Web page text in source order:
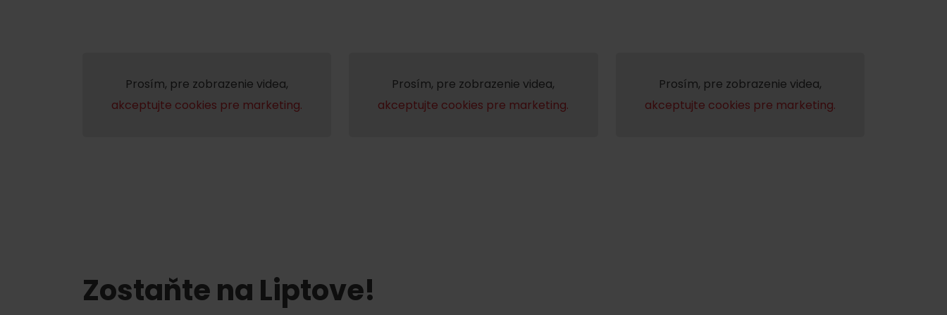
Prosím, pre zobrazenie videa,
akceptujte cookies pre marketing.
Prosím, pre zobrazenie videa,
akceptujte cookies pre marketing.
Prosím, pre zobrazenie videa,
akceptujte cookies pre marketing.
Zostaňte na Liptove!